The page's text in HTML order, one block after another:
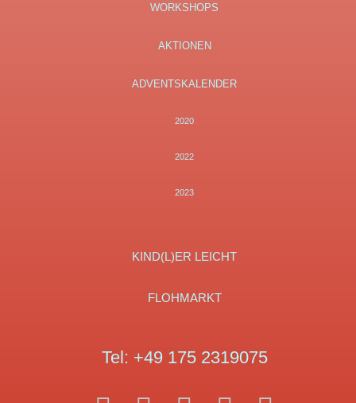
WORKSHOPS
AKTIONEN
ADVENTSKALENDER
2020
2022
2023
KIND(L)ER LEICHT
FLOHMARKT
Tel: +49 175 2319075